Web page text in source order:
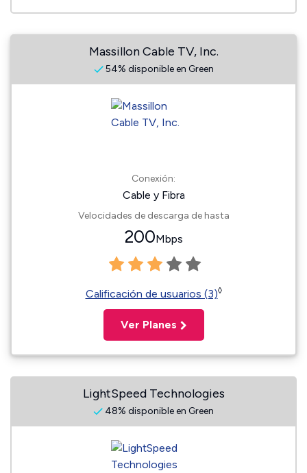
Massillon Cable TV, Inc.
54% disponible en Green
Conexión:
Cable y Fibra
Velocidades de descarga de hasta
200Mbps
Calificación de usuarios (3)◊
Ver Planes
LightSpeed Technologies
48% disponible en Green